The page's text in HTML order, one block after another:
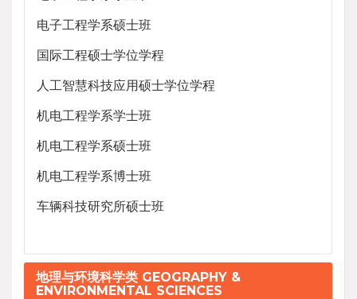
电子工程学系硕士班
国际工程硕士学位学程
人工智慧科技应用硕士学位学程
机电工程学系学士班
机电工程学系硕士班
机电工程学系博士班
车辆科技研究所硕士班
地理与环境科学类 GEOGRAPHY &
ENVIRONMENTAL SCIENCES